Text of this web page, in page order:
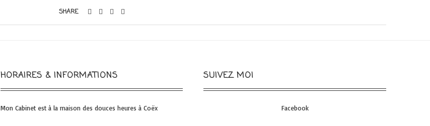
SHARE
HORAIRES & INFORMATIONS
Mon Cabinet est à la maison des douces heures à Coëx
SUIVEZ MOI
Facebook